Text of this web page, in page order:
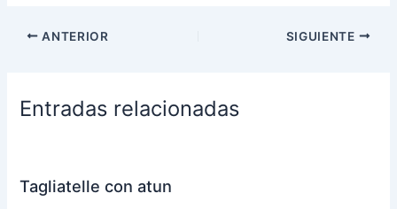
ANTERIOR SIGUIENTE
Entradas relacionadas
Tagliatelle con atun